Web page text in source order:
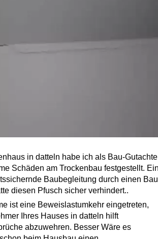
in datteln habe ich als Bau-
Schäden am Trockenbau festgestellt.
Baubegleitung durch einen
diesen Pfusch sicher verhindert..
ist eine Beweislastumkehr eingetreten,
Ihres Hauses in datteln hilft
abzuwehren. Besser Wäre es